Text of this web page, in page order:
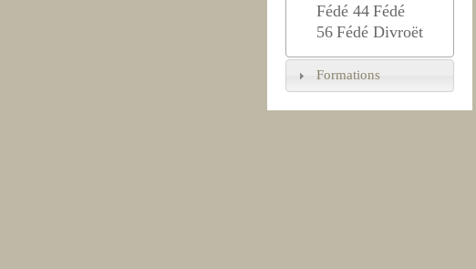
Fédé 44 Fédé
56 Fédé Divroët
Formations